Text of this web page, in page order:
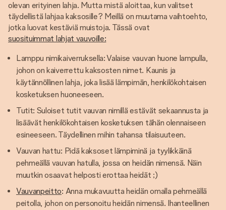
olevan erityinen lahja. Mutta mistä aloittaa, kun valitset
täydellistä lahjaa kaksosille? Meillä on muutama vaihtoehto,
jotka luovat kestäviä muistoja. Tässä ovat
suosituimmat lahjat vauvoille:
Lamppu nimikaiverruksella: Valaise vauvan huone lampulla,
johon on kaiverrettu kaksosten nimet. Kaunis ja
käytännöllinen lahja, joka lisää lämpimän, henkilökohtaisen
kosketuksen huoneeseen.
Tutit: Suloiset tutit vauvan nimillä estävät sekaannusta ja
lisäävät henkilökohtaisen kosketuksen tähän olennaiseen
esineeseen. Täydellinen mihin tahansa tilaisuuteen.
Vauvan hattu: Pidä kaksoset lämpiminä ja tyylikkäinä
pehmeällä vauvan hatulla, jossa on heidän nimensä. Näin
muutkin osaavat helposti erottaa heidät ;)
Vauvanpeitto: Anna mukavuutta heidän omalla pehmeällä
peitolla, johon on personoitu heidän nimensä. Ihanteellinen